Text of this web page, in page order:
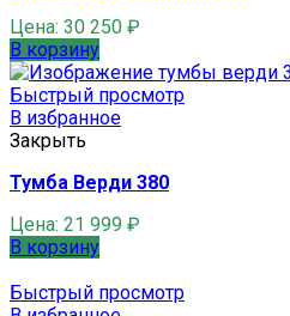
Цена: 30 250 ₽
В корзину
Быстрый просмотр
В избранное
Закрыть
Тумба Верди 380
Цена: 21 999 ₽
В корзину
Быстрый просмотр